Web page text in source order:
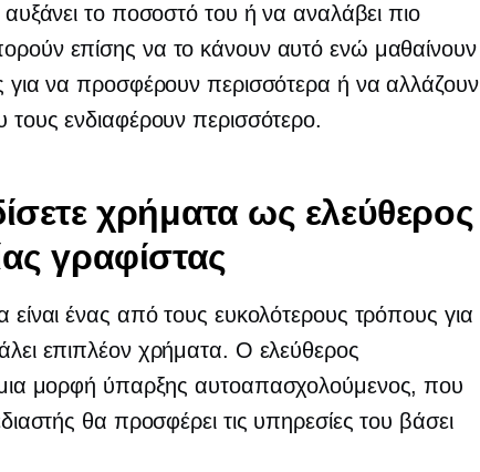
αυξάνει το ποσοστό του ή να αναλάβει πιο
επίσης να το κάνουν αυτό ενώ μαθαίνουν
για να προσφέρουν περισσότερα ή να αλλάζουν
τους ενδιαφέρουν περισσότερο.
χρήματα ως ελεύθερος
γραφίστας
είναι ένας από τους ευκολότερους τρόπους για
επιπλέον χρήματα. Ο ελεύθερος
μια μορφή ύπαρξηςαυτοαπασχολούμενος, που
θα προσφέρει τις υπηρεσίες του βάσει